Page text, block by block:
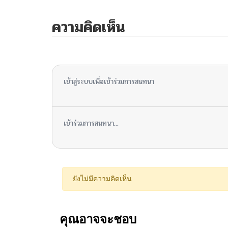
ความคิดเห็น
เข้าสู่ระบบเพื่อเข้าร่วมการสนทนา
เข้าร่วมการสนทนา...
ยังไม่มีความคิดเห็น
คุณอาจจะชอบ